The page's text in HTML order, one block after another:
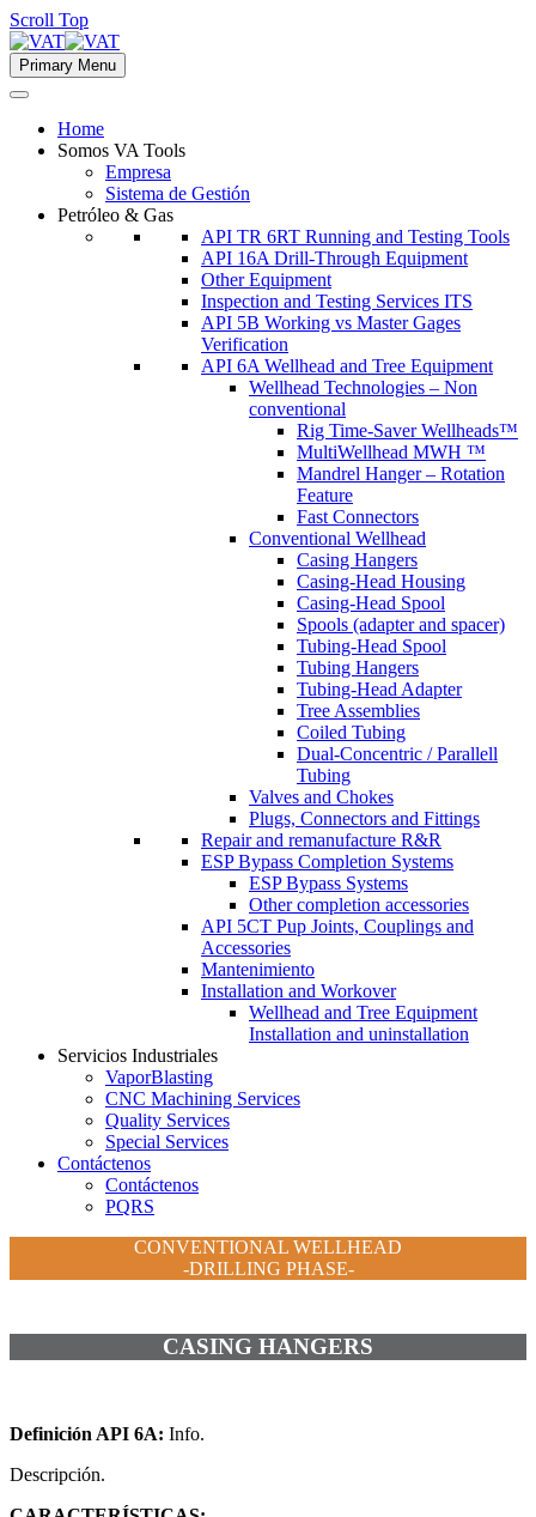
Scroll Top
Primary Menu
Home
Somos VA Tools
Empresa
Sistema de Gestión
Petróleo & Gas
API TR 6RT Running and Testing Tools
API 16A Drill-Through Equipment
Other Equipment
Inspection and Testing Services ITS
API 5B Working vs Master Gages
Verification
API 6A Wellhead and Tree Equipment
Wellhead Technologies – Non
conventional
Rig Time-Saver Wellheads™
MultiWellhead MWH ™
Mandrel Hanger – Rotation
Feature
Fast Connectors
Conventional Wellhead
Casing Hangers
Casing-Head Housing
Casing-Head Spool
Spools (adapter and spacer)
Tubing-Head Spool
Tubing Hangers
Tubing-Head Adapter
Tree Assemblies
Coiled Tubing
Dual-Concentric / Parallell
Tubing
Valves and Chokes
Plugs, Connectors and Fittings
Repair and remanufacture R&R
ESP Bypass Completion Systems
ESP Bypass Systems
Other completion accessories
API 5CT Pup Joints, Couplings and
Accessories
Mantenimiento
Installation and Workover
Wellhead and Tree Equipment
Installation and uninstallation
Servicios Industriales
VaporBlasting
CNC Machining Services
Quality Services
Special Services
Contáctenos
Contáctenos
PQRS
CONVENTIONAL WELLHEAD
-DRILLING PHASE-
CASING HANGERS
Definición API 6A: Info.
Descripción.